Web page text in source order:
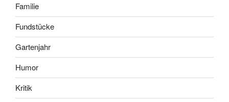
Familie
Fundstücke
Gartenjahr
Humor
Kritik